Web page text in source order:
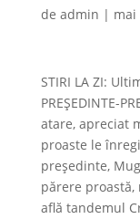
de admin | mai
STIRI LA ZI:
PREȘEDINTE-
atare, apreciat
proaste le
președinte,
părere proastă,
află tandemul